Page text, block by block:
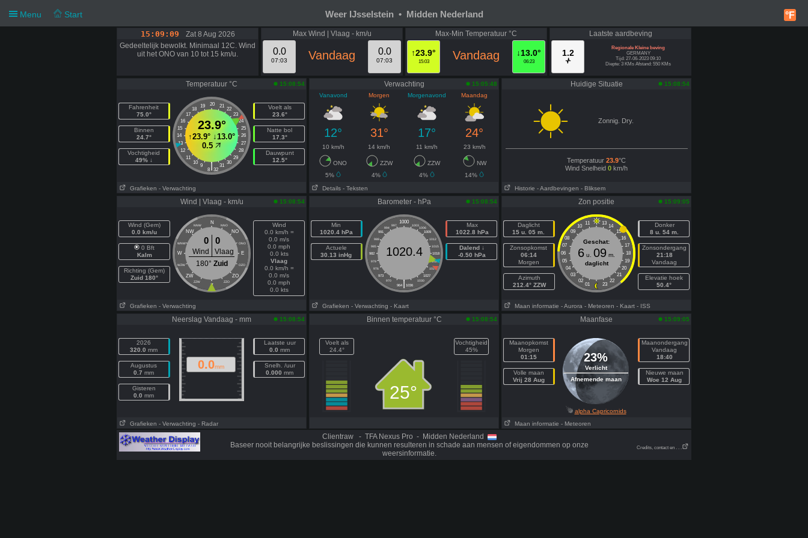
°F
Weer IJsselstein • Midden Nederland
15:09:10
Zat 8 Aug 2026
Gedeeltelijk bewolkt. Minimaal 12C. Wind
uit het ONO van 10 tot 15 km/u.
Max Wind | Vlaag - km/u
0.0
07:03
0.0
07:03
Vandaag
Max-Min Temperatuur °C
↑23.9°
15:03
↓13.0°
06:23
Vandaag
Laatste aardbeving
1.2
Regionale Kleine beving
GERMANY
Tijd: 27-06-2023 09:10
Diepte: 3 KMs Afstand: 550 KMs
Temperatuur °C 15:08:54
Fahrenheit
75.0°
Binnen
24.7°
Vochtigheid
49% ↓
20
19 21
18
22
17
23
16
24
15
25
14
26
13
27
12
28
11
29
10
30
9 31
|
8 32
23.9°
↑23.9° ↓13.0°
0.5
Voelt als
23.6°
Natte bol
17.3°
Dauwpunt
12.5°
Grafieken - Verwachting
Verwachting
15:05:48
Vanavond
Morgen Morgenavond Maandag
12° 31° 17° 24°
10 km/h 14 km/h 11 km/h 23 km/h
ONO ZZW ZZW
NW
5%
4% 4%
14%
Details - Teksten
Huidige Situatie 15:08:54
Zonnig. Dry.
Temperatuur 23.9°C
Wind Snelheid 0 km/h
Historie - Aardbevingen - Bliksem
Wind | Vlaag - km/u 15:08:54
Wind (Gem)
0.0 km/u
0 Bft
Kalm
Richting (Gem)
Zuid 180°
N
NNW NNO
NW NO
WNW ONO
W E
WZW OZO
ZW ZO
ZZW ZZO
Z
0 0
Wind
Vlaag
180° Zuid
Wind
0.0 km/h =
0.0 m/s
0.0 mph
0.0 kts
Vlaag
0.0 km/h =
0.0 m/s
0.0 mph
0.0 kts
Grafieken - Verwachting
Barometer - hPa 15:08:54
Min
1020.4 hPa
Actuele
30.13 inHg
1000
997 1003
994
1006
991
1009
988
1012
985
1015
982
1018
979
1021
976
1024
973
1027
970
1030
|
964 1036
1020.4
Max
1022.8 hPa
Dalend ↓
-0.50 hPa
Grafieken - Verwachting - Kaart
Zon positie 15:09:05
Daglicht
15 u. 05 m.
Zonsopkomst
06:14
Morgen
Azimuth
212.4° ZZW
11 13
10
14
09
15
08
16
07
17
06
18
05
19
04
20
03
21
02
22
01 23
Geschat:
6 u. 09 m.
daglicht
Donker
8 u. 54 m.
Zonsondergang
21:18
Vandaag
Elevatie hoek
50.4°
Maan informatie - Aurora - Meteoren - Kaart - ISS
Neerslag Vandaag - mm 15:08:54
2026
320.0 mm
Augustus
0.7 mm
Gisteren
0.0 mm
0.0mm
Laatste uur
0.0 mm
Snelh. /uur
0.000 mm
Grafieken - Verwachting - Radar
Binnen temperatuur °C 15:08:54
Voelt als
24.4°
25°
Vochtigheid
45%
Maanfase 15:09:05
Maanopkomst
Morgen
01:15
Volle maan
Vrij 28 Aug
23%
Verlicht
Afnemende maan
alpha Capricornids
Maanondergang
Vandaag
18:40
Nieuwe maan
Woe 12 Aug
Maan informatie - Meteoren
Clientraw - TFA Nexus Pro - Midden Nederland
Baseer nooit belangrijke beslissingen die kunnen resulteren in schade aan mensen of eigendommen op onze
weersinformatie.
Credits, contact en . . .
Menu Start